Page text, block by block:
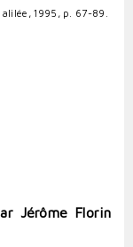
1995, p. 67-89.
Jérôme Florin